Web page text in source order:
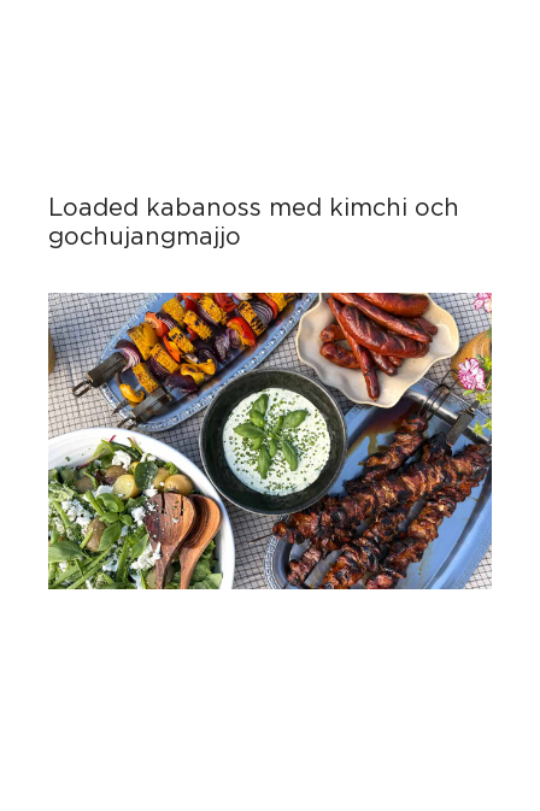
Loaded kabanoss med kimchi och
gochujangmajjo